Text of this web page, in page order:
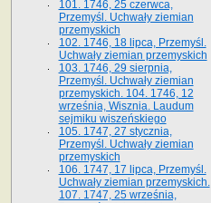
101. 1746, 25 czerwca,
Przemyśl. Uchwały ziemian
przemyskich
102. 1746, 18 lipca, Przemyśl.
Uchwały ziemian przemyskich
103. 1746, 29 sierpnia,
Przemyśl. Uchwały ziemian
przemyskich. 104. 1746, 12
września, Wisznia. Laudum
sejmiku wiszeńskiego
105. 1747, 27 stycznia,
Przemyśl. Uchwały ziemian
przemyskich
106. 1747, 17 lipca, Przemyśl.
Uchwały ziemian przemyskich.
107. 1747, 25 września,